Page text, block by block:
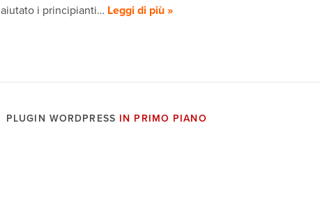
aiutato i principianti… Leggi di più »
PLUGIN WORDPRESS IN PRIMO PIANO